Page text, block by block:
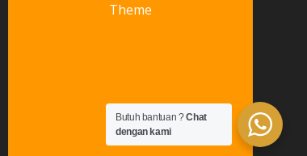
Theme
Butuh bantuan ?Chat
dengan kami